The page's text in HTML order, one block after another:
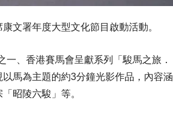
文署年度大型文化節目啟動活動。
、香港賽馬會呈獻系列「駿馬之旅．
馬為主題的約3分鐘光影作品，內容涵
昭陵六駿」等。